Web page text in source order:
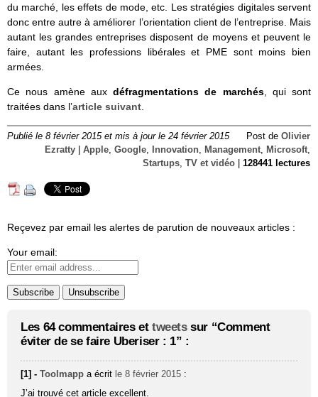
du marché, les effets de mode, etc. Les stratégies digitales servent
donc entre autre à améliorer l’orientation client de l’entreprise. Mais
autant les grandes entreprises disposent de moyens et peuvent le
faire, autant les professions libérales et PME sont moins bien
armées.
Ce nous amène aux défragmentations de marchés, qui sont
traitées dans l’article suivant
Publié le 8 février 2015 et mis à jour le 24 février 2015 Post de Olivier
Ezratty
Apple Google Innovation Management Microsoft
Startups TV et vidéo 128441 lectures
Reçevez par email les alertes de parution de nouveaux articles :
Your email:
Les 64 commentaires et tweetssur “Comment
éviter de se faire Uberiser : 1” :
[1] -Toolmapp a écrit le 8 février 2015 :
J’ai trouvé cet article excellent.